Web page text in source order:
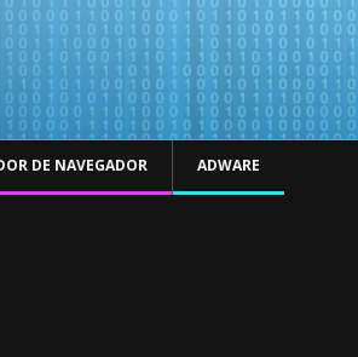
DE NAVEGADOR ADWARE